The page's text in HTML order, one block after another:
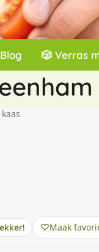
Blog 🎲 Verras
Maak